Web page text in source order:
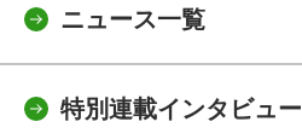
ニュース一覧
特別連載インタビュー